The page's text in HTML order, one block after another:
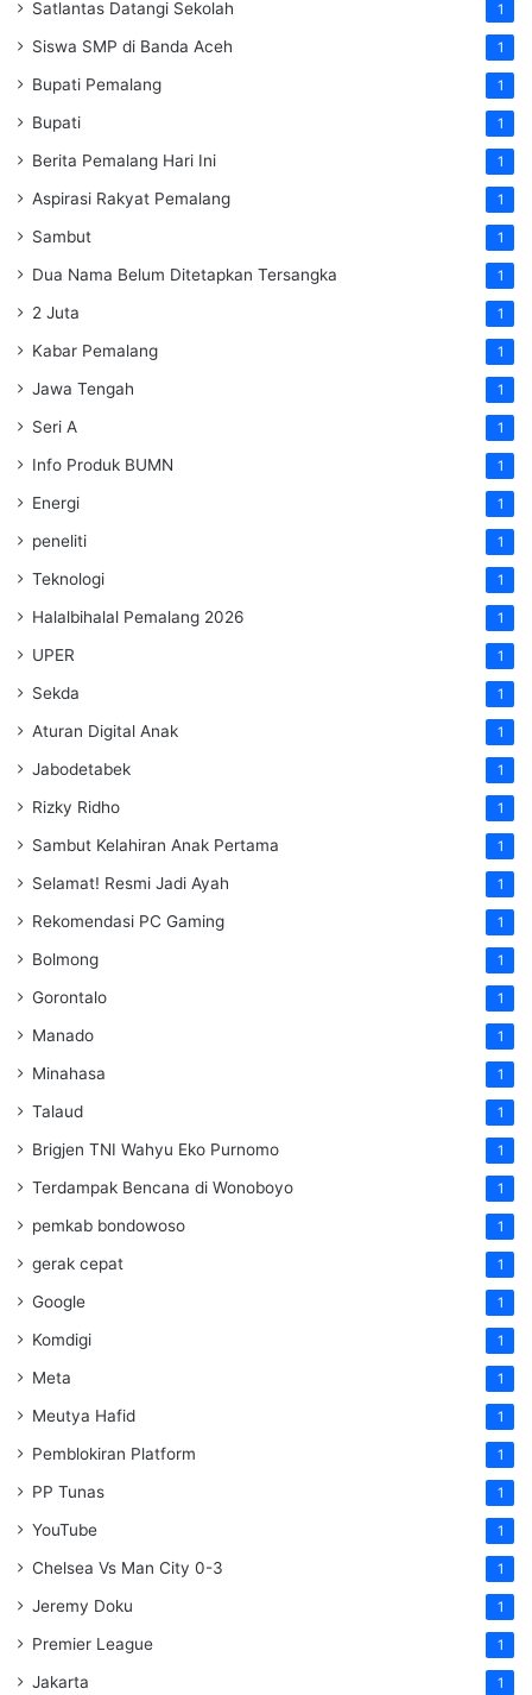
Satlantas Datangi Sekolah 1
Siswa SMP di Banda Aceh 1
Bupati Pemalang 1
Bupati 1
Berita Pemalang Hari Ini 1
Aspirasi Rakyat Pemalang 1
Sambut 1
Dua Nama Belum Ditetapkan Tersangka 1
2 Juta 1
Kabar Pemalang 1
Jawa Tengah 1
Seri A 1
Info Produk BUMN 1
Energi 1
peneliti 1
Teknologi 1
Halalbihalal Pemalang 2026 1
UPER 1
Sekda 1
Aturan Digital Anak 1
Jabodetabek 1
Rizky Ridho 1
Sambut Kelahiran Anak Pertama 1
Selamat! Resmi Jadi Ayah 1
Rekomendasi PC Gaming 1
Bolmong 1
Gorontalo 1
Manado 1
Minahasa 1
Talaud 1
Brigjen TNI Wahyu Eko Purnomo 1
Terdampak Bencana di Wonoboyo 1
pemkab bondowoso 1
gerak cepat 1
Google 1
Komdigi 1
Meta 1
Meutya Hafid 1
Pemblokiran Platform 1
PP Tunas 1
YouTube 1
Chelsea Vs Man City 0-3 1
Jeremy Doku 1
Premier League 1
Jakarta 1